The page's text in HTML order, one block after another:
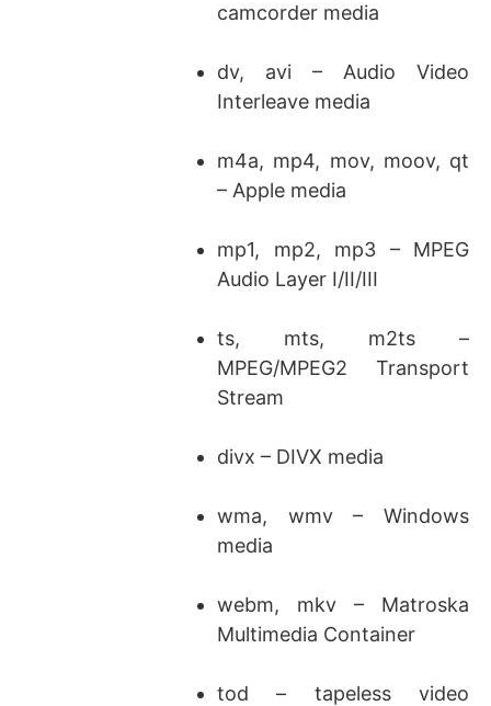
camcorder media
dv, avi – Audio Video
Interleave media
m4a, mp4, mov, moov, qt
– Apple media
mp1, mp2, mp3 – MPEG
Audio Layer I/II/III
ts, mts, m2ts –
MPEG/MPEG2 Transport
Stream
divx – DIVX media
wma, wmv – Windows
media
webm, mkv – Matroska
Multimedia Container
tod – tapeless video